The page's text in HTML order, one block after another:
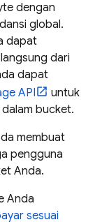
dengan
global.
dapat
langsung dari
dapat
API
untuk
bucket.
membuat
pengguna
Anda.
Anda
sesuai